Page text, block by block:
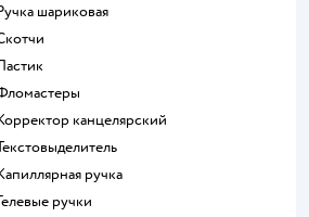
Ручка шариковая
Скотчи
Ластик
Фломастеры
Корректор канцелярский
Текстовыделитель
Капиллярная ручка
Гелевые ручки